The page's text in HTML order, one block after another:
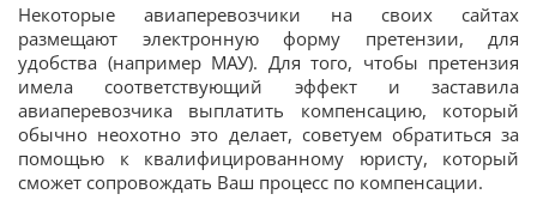
Некоторые авиаперевозчики на своих сайтах
размещают электронную форму претензии, для
удобства (например МАУ). Для того, чтобы претензия
имела соответствующий эффект и заставила
авиаперевозчика выплатить компенсацию, который
обычно неохотно это делает, советуем обратиться за
помощью к квалифицированному юристу, который
сможет сопровождать Ваш процесс по компенсации.